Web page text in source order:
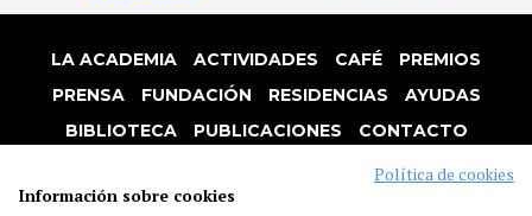
LA ACADEMIA ACTIVIDADES CAFÉ
PREMIOS
PRENSA
FUNDACIÓN RESIDENCIAS
AYUDAS
BIBLIOTECA
PUBLICACIONES
CONTACTO
COOKIES
Política de cookies
Información sobre cookies